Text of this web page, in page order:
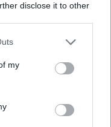
disclose it to other
my